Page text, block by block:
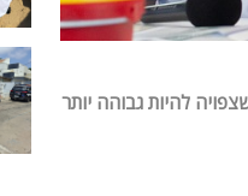
להיות גבוהה יותר